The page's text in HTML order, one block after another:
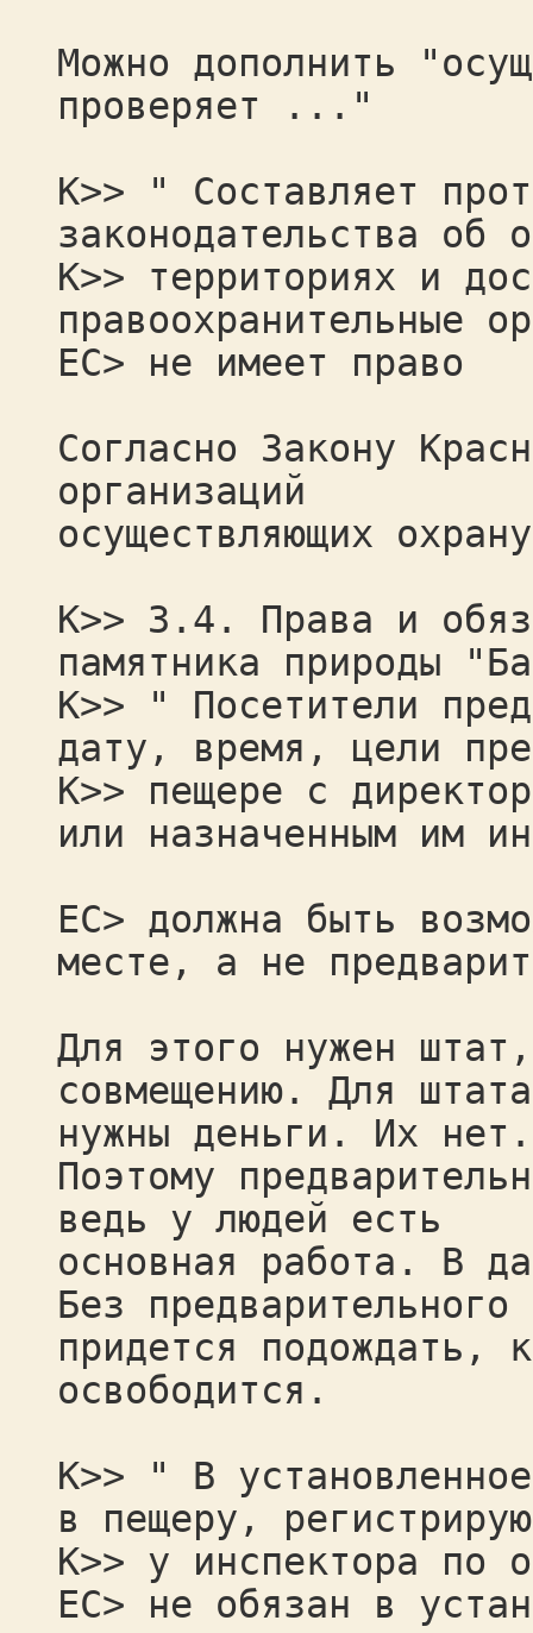
Можно дополнить
проверяет ..."
К>> " Составляет
законодательства об
К>> территориях и
правоохранительные
ЕС> не имеет право
Согласно Закону
организаций
осуществляющих
К>> 3.4. Права и
памятника природы
К>> " Посетители
дату, время, цели
К>> пещере с
или назначенным им
ЕС> должна быть
месте, а не
Для этого нужен
совмещению. Для штата
нужны деньги. Их нет.
Поэтому
ведь у людей есть
основная работа. В
Без
придется подождать,
освободится.
К>> " В
в пещеру,
К>> у инспектора по
ЕС> не обязан в